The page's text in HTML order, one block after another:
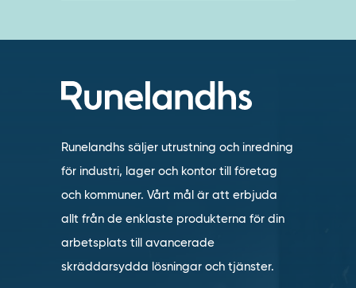
Runelandhs säljer utrustning och inredning
för industri, lager och kontor till företag
och kommuner. Vårt mål är att erbjuda
allt från de enklaste produkterna för din
arbetsplats till avancerade
skräddarsydda lösningar och tjänster.